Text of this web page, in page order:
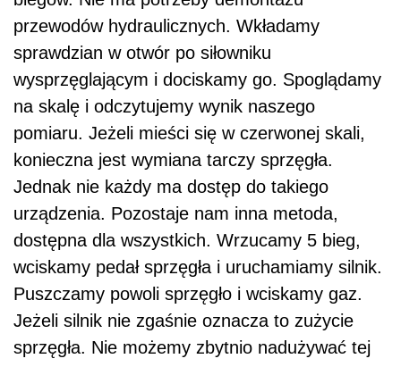
przewodów hydraulicznych. Wkładamy
sprawdzian w otwór po siłowniku
wysprzęglającym i dociskamy go. Spoglądamy
na skalę i odczytujemy wynik naszego
pomiaru. Jeżeli mieści się w czerwonej skali,
konieczna jest wymiana tarczy sprzęgła.
Jednak nie każdy ma dostęp do takiego
urządzenia. Pozostaje nam inna metoda,
dostępna dla wszystkich. Wrzucamy 5 bieg,
wciskamy pedał sprzęgła i uruchamiamy silnik.
Puszczamy powoli sprzęgło i wciskamy gaz.
Jeżeli silnik nie zgaśnie oznacza to zużycie
sprzęgła. Nie możemy zbytnio nadużywać tej